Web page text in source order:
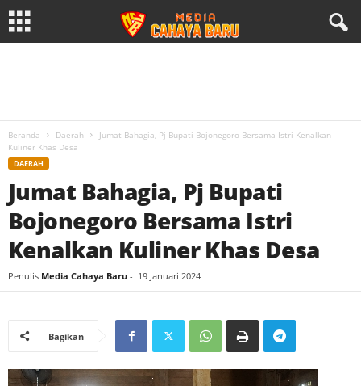
Beranda Daerah
Jumat Bahagia, Pj Bupati Bojonegoro Bersama Istri Kenalkan
Kuliner Khas Desa
DAERAH
Jumat Bahagia, Pj Bupati
Bojonegoro Bersama Istri
Kenalkan Kuliner Khas Desa
Penulis Media Cahaya Baru - 19 Januari 2024
Bagikan